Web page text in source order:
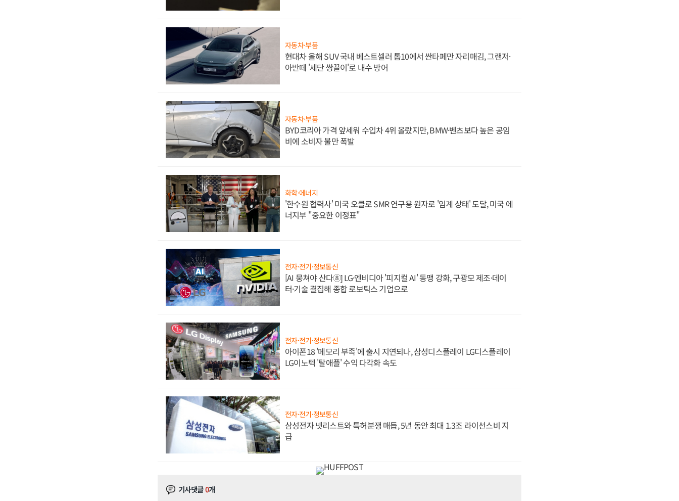
자동차·부품
현대차 올해 SUV 국내 베스트셀러 톱10에서 싼타페만 자리매김, 그랜저·
아반떼 '세단 쌍끌이'로 내수 방어
자동차·부품
BYD코리아 가격 앞세워 수입차 4위 올랐지만, BMW·벤츠보다 높은 공임
비에 소비자 불만 폭발
화학·에너지
'한수원 협력사' 미국 오클로 SMR 연구용 원자로 '임계 상태' 도달, 미국 에
너지부 "중요한 이정표"
전자·전기·정보통신
[AI 뭉쳐야 산다⑧] LG·엔비디아 '피지컬 AI' 동맹 강화, 구광모 제조·데이
터·기술 결집해 종합 로보틱스 기업으로
전자·전기·정보통신
아이폰18 '메모리 부족'에 출시 지연되나, 삼성디스플레이 LG디스플레이
LG이노텍 '탈애플' 수익 다각화 속도
전자·전기·정보통신
삼성전자 넷리스트와 특허분쟁 매듭, 5년 동안 최대 1.3조 라이선스비 지
급
기사댓글0개